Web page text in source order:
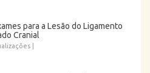
para a Lesão do Ligamento
Cranial